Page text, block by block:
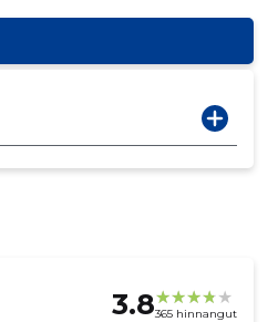
3.8365 hinnangut